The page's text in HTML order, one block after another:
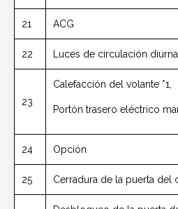
21 ACG
22 Luces de circulación diurna
23
Calefacción del volante *1,
Portón trasero eléctrico
24 Opción
25 Cerradura de la puerta del